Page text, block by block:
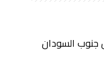
جنوب السودان